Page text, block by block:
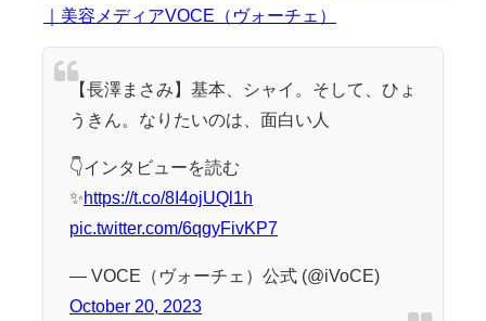
｜美容メディアVOCE（ヴォーチェ）
【長澤まさみ】基本、シャイ。そして、ひょ
うきん。なりたいのは、面白い人
👇インタビューを読む
✨https://t.co/8I4ojUQl1h
pic.twitter.com/6qgyFivKP7
— VOCE（ヴォーチェ）公式 (@iVoCE)
October 20, 2023